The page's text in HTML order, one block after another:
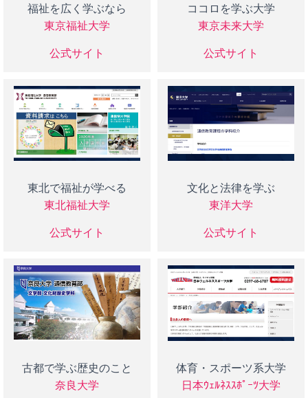
福祉を広く学ぶなら
東京福祉大学
公式サイト
ココロを学ぶ大学
東京未来大学
公式サイト
東北で福祉が学べる
東北福祉大学
公式サイト
文化と法律を学ぶ
東洋大学
公式サイト
古都で学ぶ歴史のこと
奈良大学
体育・スポーツ系大学
日本ｳｪﾙﾈｽｽﾎﾟｰﾂ大学